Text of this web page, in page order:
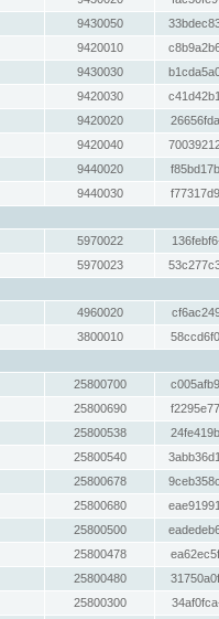
9430050
9420010
9430030
9420030
9420020
9420040
9440020
9440030
5970022
5970023
4960020
3800010
25800700
25800690
25800538
25800540
25800678
25800680
25800500
25800478
25800480
25800300